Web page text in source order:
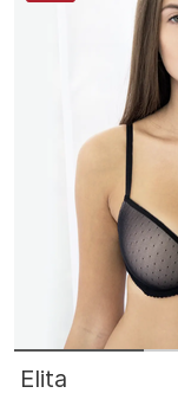
Elita